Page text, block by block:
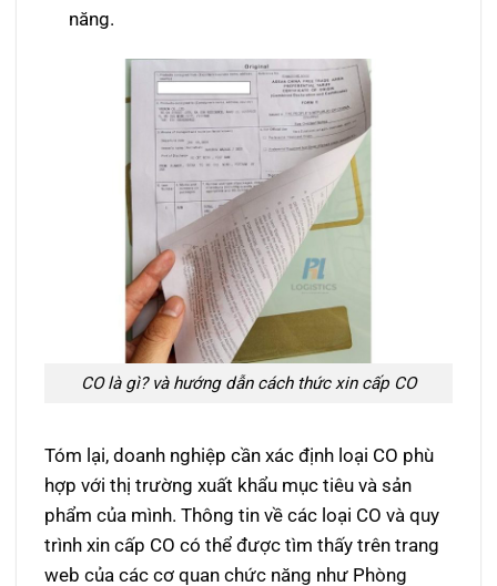
năng.
CO là gì? và hướng dẫn cách thức xin cấp CO
Tóm lại, doanh nghiệp cần xác định loại CO phù
hợp với thị trường xuất khẩu mục tiêu và sản
phẩm của mình. Thông tin về các loại CO và quy
trình xin cấp CO có thể được tìm thấy trên trang
web của các cơ quan chức năng như Phòng